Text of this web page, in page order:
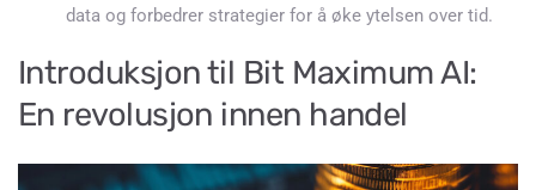
data og forbedrer strategier for å øke ytelsen over tid.
Introduksjon til Bit Maximum AI:
En revolusjon innen handel